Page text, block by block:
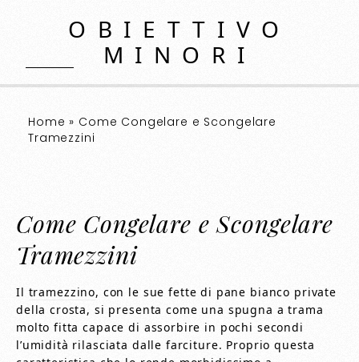
OBIETTIVO
MINORI
Home » Come Congelare e Scongelare
Tramezzini
Come Congelare e Scongelare
Tramezzini
Il tramezzino, con le sue fette di pane bianco private
della crosta, si presenta come una spugna a trama
molto fitta capace di assorbire in pochi secondi
l’umidità rilasciata dalle farciture. Proprio questa